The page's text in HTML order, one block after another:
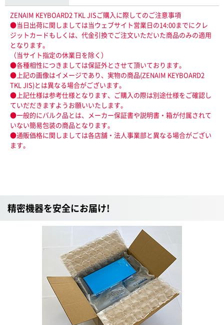
ZENAIM KEYBOARD2 TKL JISご購入に際してのご注意事項
●当日出荷に関しましては当ウェブサイト営業日の14:00までにクレ
ジットカードもしくは、代金引換でご注文いただいた商品のみの適用
となります。
（当サイト指定の休業日を除く）
●各種相性につきましては保証外とさせて頂いております。
●上記の画像はイメージであり、実物の商品(ZENAIM KEYBOARD2
TKL JIS)とは異なる場合がございます。
●上記仕様は参考仕様となります、ご購入の際は別途仕様をご確認し
ていだだきますようお願いいたします。
●一般的にバルク品とは、メーカー保証書や説明書・箱が付属されて
いない簡易包装の商品となります。
●通販価格に関しましては各店舗・法人事業部と異なる場合がござい
ます。
精密機器を安全にお届け!